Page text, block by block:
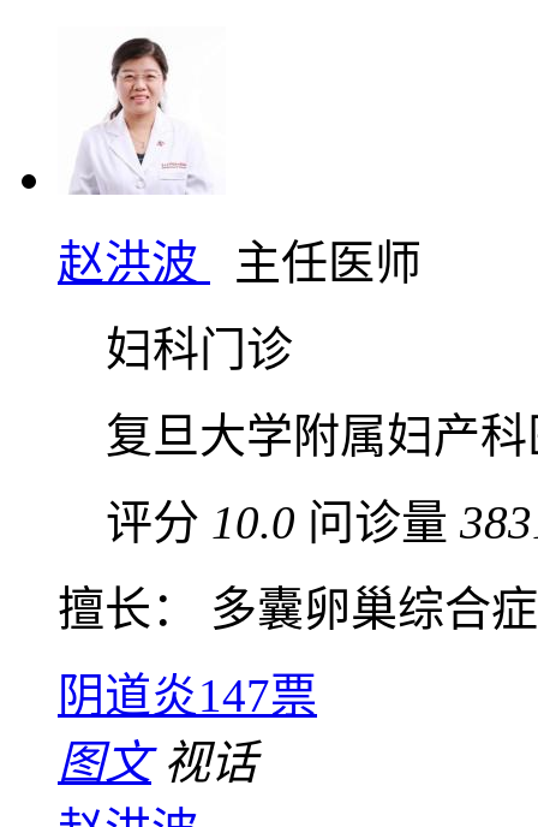
赵洪波
主任医师
妇科门诊
复旦大学附属妇产
评分 10.0 问诊量
擅长： 多囊卵巢综合
阴道炎147票
图文 视话